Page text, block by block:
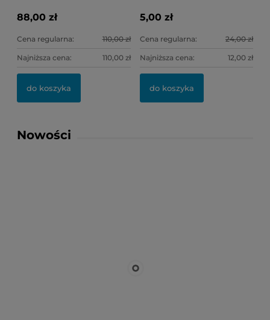
88,00 zł
Cena regularna: 110,00 zł
Najniższa cena: 110,00 zł
do koszyka
5,00 zł
Cena regularna: 24,00 zł
Najniższa cena: 12,00 zł
do koszyka
Nowości